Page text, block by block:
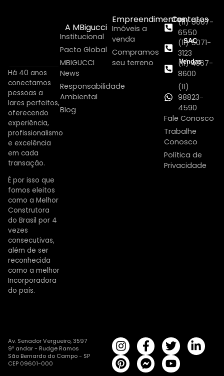
Há 40 anos
conectamos
pessoas a
lares perfeitos,
oferecendo
experiência,
profissionalismo
e excelência
em cada
transação.
É por isso que
fomos eleitos
como a Melhor
Construtora
do Brasil por 4
vezes
consecutivas,
além de ser
reconhecida
como a melhor
Incorporadora
do país.
A MBigucci
Institucional
Pacto Global
MBIGUCCI
News
Responsabilidade
Ambiental
Blog
Empreendimentos
Imóveis a
venda
Compramos
seu terreno
Contatos
(11) 5067-
6550
SAC
(11) 5071-
3123
Vendas
(11) 4367-
8600
(11)
98823-
4590
Fale Conosco
Trabalhe
Conosco
Política de
Privacidade
Av. Senador Vergueiro, 3597
9º andar - Rudge Ramos
São Bernardo do Campo - SP
CEP 09601-000